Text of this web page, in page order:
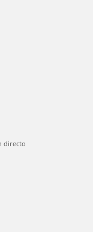
directo